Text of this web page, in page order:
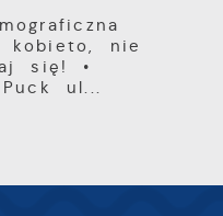
kobieto, nie
się! •
ul...